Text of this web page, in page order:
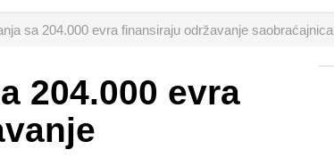
sa 204.000 evra finansiraju održavanje saobraćajnica
204.000 evra